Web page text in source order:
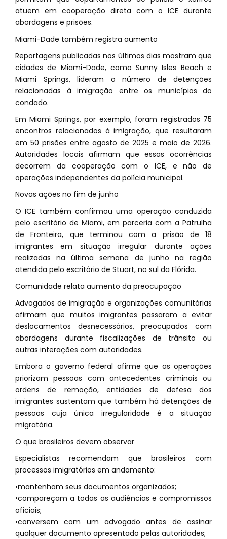
atuem em cooperação direta com o ICE durante
abordagens e prisões.
Miami-Dade também registra aumento
Reportagens publicadas nos últimos dias mostram que
cidades de Miami-Dade, como Sunny Isles Beach e
Miami Springs, lideram o número de detenções
relacionadas à imigração entre os municípios do
condado.
Em Miami Springs, por exemplo, foram registrados 75
encontros relacionados à imigração, que resultaram
em 50 prisões entre agosto de 2025 e maio de 2026.
Autoridades locais afirmam que essas ocorrências
decorrem da cooperação com o ICE, e não de
operações independentes da polícia municipal.
Novas ações no fim de junho
O ICE também confirmou uma operação conduzida
pelo escritório de Miami, em parceria com a Patrulha
de Fronteira, que terminou com a prisão de 18
imigrantes em situação irregular durante ações
realizadas na última semana de junho na região
atendida pelo escritório de Stuart, no sul da Flórida.
Comunidade relata aumento da preocupação
Advogados de imigração e organizações comunitárias
afirmam que muitos imigrantes passaram a evitar
deslocamentos desnecessários, preocupados com
abordagens durante fiscalizações de trânsito ou
outras interações com autoridades.
Embora o governo federal afirme que as operações
priorizam pessoas com antecedentes criminais ou
ordens de remoção, entidades de defesa dos
imigrantes sustentam que também há detenções de
pessoas cuja única irregularidade é a situação
migratória.
O que brasileiros devem observar
Especialistas recomendam que brasileiros com
processos imigratórios em andamento:
•mantenham seus documentos organizados;
•compareçam a todas as audiências e compromissos
oficiais;
•conversem com um advogado antes de assinar
qualquer documento apresentado pelas autoridades;